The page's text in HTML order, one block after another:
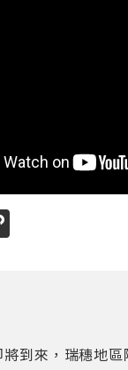
到來，瑞穗地